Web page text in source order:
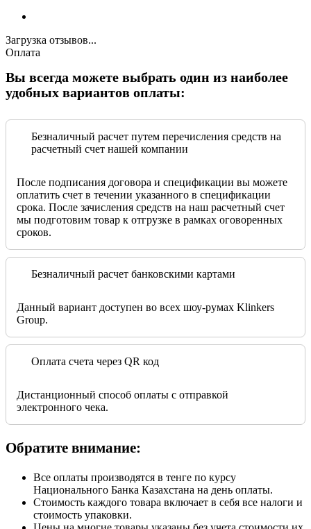
Загрузка отзывов...
Оплата
Вы всегда можете выбрать один из наиболее
удобных вариантов оплаты:
Безналичный расчет путем перечисления средств на
расчетный счет нашей компании
После подписания договора и спецификации вы можете
оплатить счет в течении указанного в спецификации
срока. После зачисления средств на наш расчетный счет
мы подготовим товар к отгрузке в рамках оговоренных
сроков.
Безналичный расчет банковскими картами
Данный вариант доступен во всех шоу-румах Klinkers
Group.
Оплата счета через QR код
Дистанционный способ оплаты с отправкой
электронного чека.
Обратите внимание:
Все оплаты производятся в тенге по курсу
Национального Банка Казахстана на день оплаты.
Стоимость каждого товара включает в себя все налоги и
стоимость упаковки.